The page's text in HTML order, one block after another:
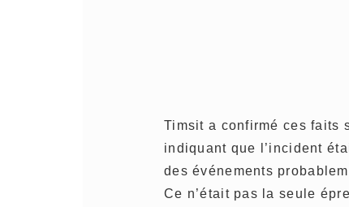
Timsit a confirmé ces faits
indiquant que l’incident
des événements
Ce n’était pas la seule